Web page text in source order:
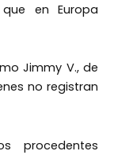
en Europa
Jimmy V., de
no registran
procedentes